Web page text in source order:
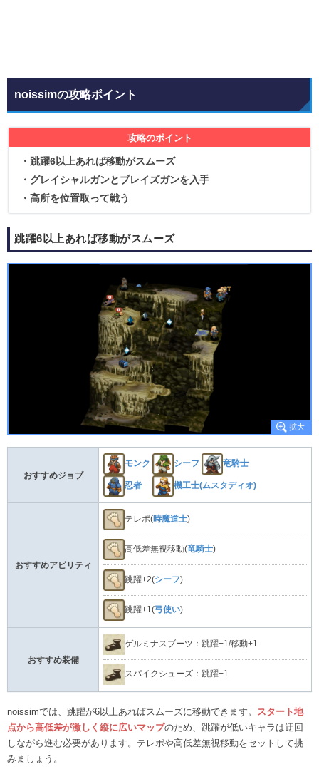
noissimの攻略ポイント
攻略のポイント
・跳躍6以上あれば移動がスムーズ
・グレイシャルガンとブレイズガンを入手
・高所を位置取って戦う
跳躍6以上あれば移動がスムーズ
おすすめジョブ
モンク シーフ 竜騎士
忍者 機工士(ムスタディオ)
おすすめアビリティ
テレポ(時魔道士)
高低差無視移動(竜騎士)
跳躍+2(シーフ)
跳躍+1(弓使い)
おすすめ装備
ゲルミナスブーツ：跳躍+1/移動+1
スパイクシューズ：跳躍+1
noissimでは、跳躍が6以上あればスムーズに移動できます。 スタート地
点から高低差が激しく縦に広いマップのため、跳躍が低いキャラは迂回
しながら進む必要があります。テレポや高低差無視移動をセットして挑
みましょう。